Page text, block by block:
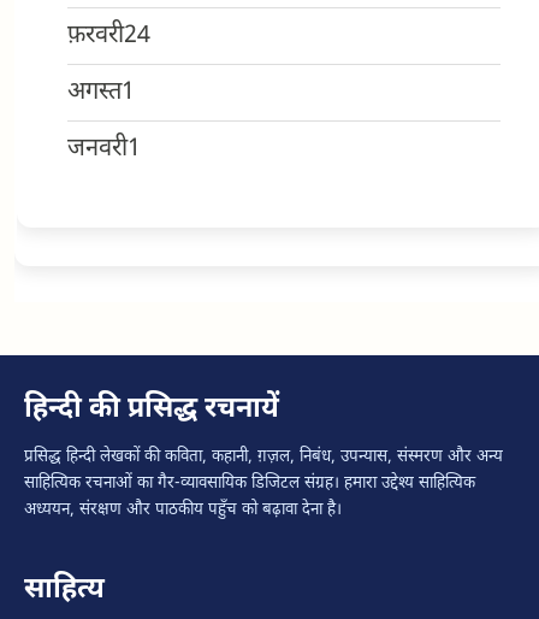
फ़रवरी24
अगस्त1
जनवरी1
हिन्दी की प्रसिद्ध रचनायें
प्रसिद्ध हिन्दी लेखकों की कविता, कहानी, ग़ज़ल, निबंध, उपन्यास, संस्मरण और अन्य
साहित्यिक रचनाओं का गैर-व्यावसायिक डिजिटल संग्रह। हमारा उद्देश्य साहित्यिक
अध्ययन, संरक्षण और पाठकीय पहुँच को बढ़ावा देना है।
साहित्य